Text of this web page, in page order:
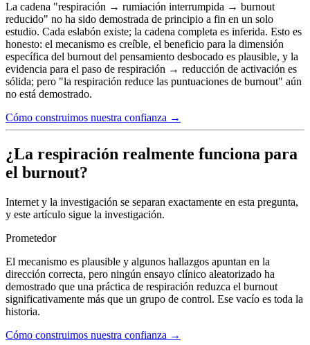
La cadena "respiración → rumiación interrumpida → burnout
reducido" no ha sido demostrada de principio a fin en un solo
estudio. Cada eslabón existe; la cadena completa es inferida. Esto es
honesto: el mecanismo es creíble, el beneficio para la dimensión
específica del burnout del pensamiento desbocado es plausible, y la
evidencia para el paso de respiración → reducción de activación es
sólida; pero "la respiración reduce las puntuaciones de burnout" aún
no está demostrado.
Cómo construimos nuestra confianza →
¿La respiración realmente funciona para
el burnout?
Internet y la investigación se separan exactamente en esta pregunta,
y este artículo sigue la investigación.
Prometedor
El mecanismo es plausible y algunos hallazgos apuntan en la
dirección correcta, pero ningún ensayo clínico aleatorizado ha
demostrado que una práctica de respiración reduzca el burnout
significativamente más que un grupo de control. Ese vacío es toda la
historia.
Cómo construimos nuestra confianza →